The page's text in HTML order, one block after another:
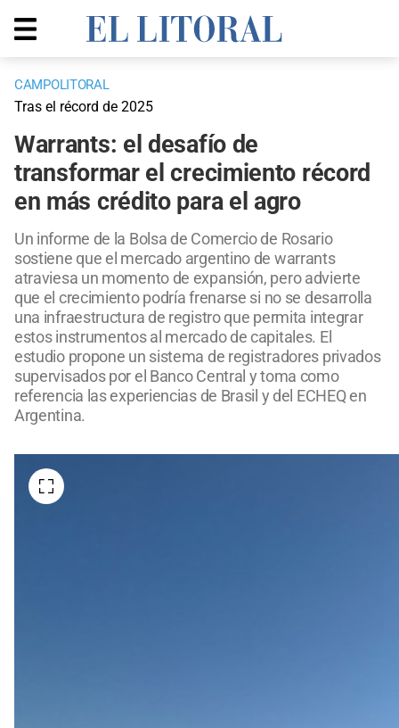
CAMPOLITORAL
Tras el récord de 2025
Warrants: el desafío de
transformar el crecimiento récord
en más crédito para el agro
Un informe de la Bolsa de Comercio de Rosario
sostiene que el mercado argentino de warrants
atraviesa un momento de expansión, pero advierte
que el crecimiento podría frenarse si no se desarrolla
una infraestructura de registro que permita integrar
estos instrumentos al mercado de capitales. El
estudio propone un sistema de registradores privados
supervisados por el Banco Central y toma como
referencia las experiencias de Brasil y del ECHEQ en
Argentina.